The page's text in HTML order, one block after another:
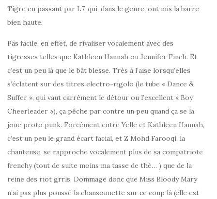
Tigre en passant par L7, qui, dans le genre, ont mis la barre
bien haute.
Pas facile, en effet, de rivaliser vocalement avec des
tigresses telles que Kathleen Hannah ou Jennifer Finch. Et
c’est un peu là que le bât blesse. Très à l’aise lorsqu’elles
s’éclatent sur des titres electro-rigolo (le tube « Dance &
Suffer », qui vaut carrément le détour ou l’excellent « Boy
Cheerleader »), ça pêche par contre un peu quand ça se la
joue proto punk. Forcément entre Yelle et Kathleen Hannah,
c’est un peu le grand écart facial, et Z Mohd Farooqi, la
chanteuse, se rapproche vocalement plus de sa compatriote
frenchy (tout de suite moins ma tasse de thé… ) que de la
reine des riot grrls. Dommage donc que Miss Bloody Mary
n’ai pas plus poussé la chansonnette sur ce coup là (elle est